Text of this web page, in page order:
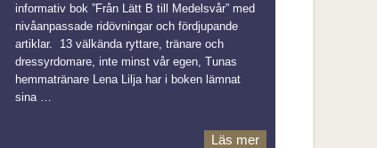
informativ bok ”Från Lätt B till Medelsvår” med
nivåanpassade ridövningar och fördjupande
artiklar. 13 välkända ryttare, tränare och
dressyrdomare, inte minst vår egen, Tunas
hemmatränare Lena Lilja har i boken lämnat
sina …
Läs mer